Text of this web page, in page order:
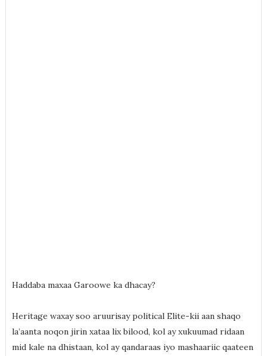
Haddaba maxaa Garoowe ka dhacay?
Heritage waxay soo aruurisay political Elite-kii aan shaqo
la’aanta noqon jirin xataa lix bilood, kol ay xukuumad ridaan
mid kale na dhistaan, kol ay qandaraas iyo mashaariic qaateen